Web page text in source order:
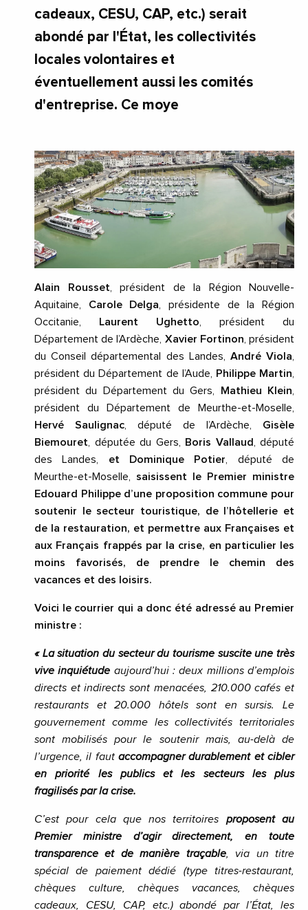
cadeaux, CESU, CAP, etc.) serait
abondé par l'État, les collectivités
locales volontaires et
éventuellement aussi les comités
d'entreprise. Ce moye
Alain Rousset, président de la Région Nouvelle-
Aquitaine, Carole Delga, présidente de la Région
Occitanie,
Laurent Ughetto, président du
Département de l’Ardèche, Xavier Fortinon, président
du Conseil départemental des Landes, André Viola,
président du Département de l’Aude, Philippe Martin,
président du Département du Gers,
Mathieu Klein,
président du Département de Meurthe-et-Moselle,
Hervé Saulignac, député de l’Ardèche, Gisèle
Biemouret, députée du Gers, Boris Vallaud, député
des Landes, et Dominique Potier, député de
Meurthe-et-Moselle, saisissent le Premier ministre
Edouard Philippe d’une proposition commune pour
soutenir le secteur touristique, de l’hôtellerie et
de la restauration, et permettre aux Françaises et
aux Français frappés par la crise, en particulier les
moins favorisés, de prendre le chemin des
vacances et des loisirs.
Voici le courrier qui a donc été adressé au Premier
ministre :
« La situation du secteur du tourisme suscite une très
vive inquiétude aujourd’hui : deux millions d’emplois
directs et indirects sont menacées, 210.000 cafés et
restaurants et 20.000 hôtels sont en sursis. Le
gouvernement comme les collectivités territoriales
sont mobilisés pour le soutenir mais, au-delà de
l’urgence, il faut accompagner durablement et cibler
en priorité les publics et les secteurs les plus
fragilisés par la crise.
C’est pour cela que nos territoires proposent au
Premier ministre d’agir directement, en toute
transparence et de manière traçable, via un titre
spécial de paiement dédié (type titres-restaurant,
chèques culture, chèques vacances, chèques
cadeaux, CESU, CAP, etc.) abondé par l’État, les